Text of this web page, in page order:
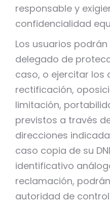
responsable y
confidencialidad
Los usuarios
delegado de
caso, o ejercitar los
rectificación,
limitación,
previstos a través
direcciones
caso copia de su
identificativo
reclamación,
autoridad de